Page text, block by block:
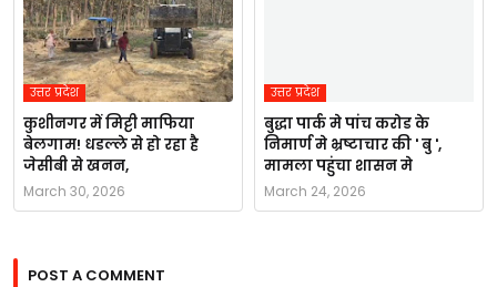
उत्तर प्रदेश
कुशीनगर में मिट्टी माफिया
बेलगाम! धडल्ले से हो रहा है
जेसीबी से खनन,
March 30, 2026
उत्तर प्रदेश
बुद्धा पार्क मे पांच करोड के
निमार्ण मे भ्रष्टाचार की ' बु ',
मामला पहुंचा शासन मे
March 24, 2026
POST A COMMENT